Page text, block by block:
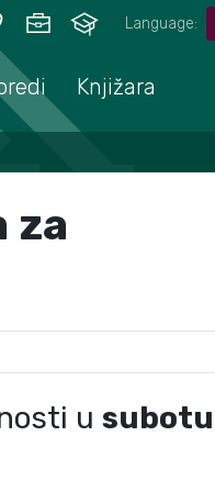
Language:
Knjižara
za
u subotu